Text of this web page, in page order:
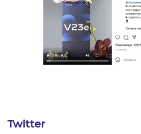
Twitter